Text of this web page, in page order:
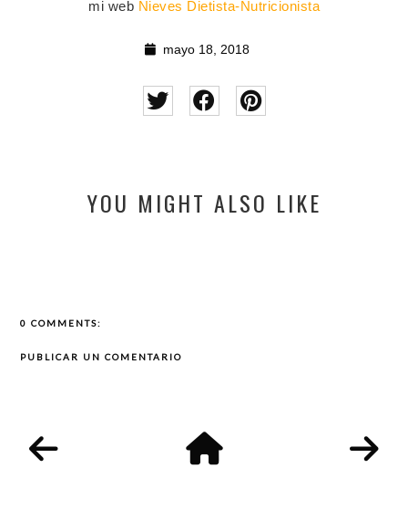
mi web Nieves Dietista-Nutricionista
mayo 18, 2018
YOU MIGHT ALSO LIKE
0 COMMENTS:
PUBLICAR UN COMENTARIO